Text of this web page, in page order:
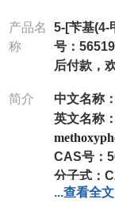
产品名
称
5-[苄基(4-
号：
后付款，
简介 中文名称：
英文名称：
CAS号：
分子式：
分子量：
...查看全